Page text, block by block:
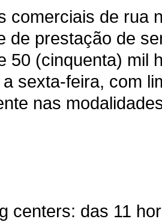
comerciais de rua
de prestação de
50 (cinquenta) mil
sexta-feira, com
nas
centers: das 11